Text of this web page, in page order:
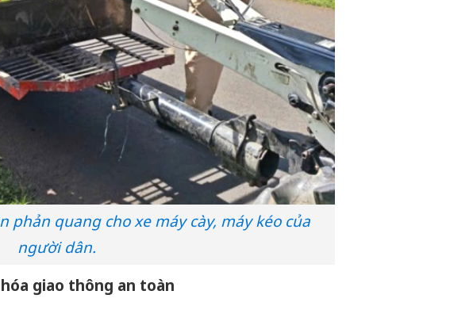
phản quang cho xe máy cày, máy kéo của
người dân.
giao thông an toàn